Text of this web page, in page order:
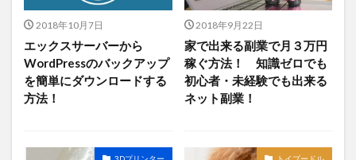
2018年10月7日
エックスサーバーから
WordPressのバックアップ
を簡単にダウンロードする
方法！
2018年9月22日
家で出来る副業で月３万円
稼ぐ方法！ 知識ゼロでも
初心者・未経験でも出来る
ネット副業！
3Dプリンター トイプードル